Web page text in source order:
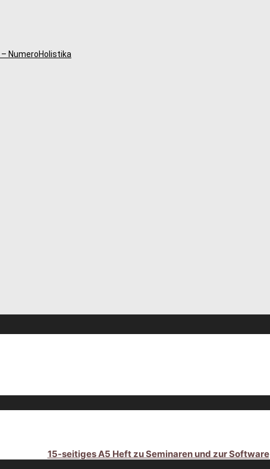
NumeroHolistika
15-seitiges A5 Heft zu Seminaren und zur Software